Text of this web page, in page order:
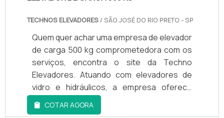
TECHNOS ELEVADORES / SÃO JOSÉ DO RIO PRETO - SP
Quem quer achar uma empresa de elevador
de carga 500 kg comprometedora com os
serviços, encontra o site da Techno
Elevadores. Atuando com elevadores de
vidro e hidráulicos, a empresa oferece
sempre a melhor opção para o cliente
final.MAIS INFORMAÇÕES RELEVANTES
COTAR AGORA